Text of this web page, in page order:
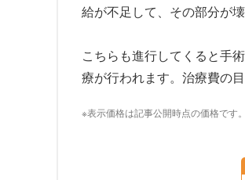
給が不足して、その部分が
こちらも進行してくると手
療が行われます。治療費の
※表示価格は記事公開時点の価格です。